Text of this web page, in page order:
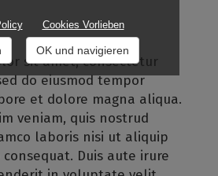
sit amet, consectetur
do eiusmod tempor
et dolore magna aliqua.
veniam, quis nostrud
laboris nisi ut aliquip
Duis aute irure
Cookies Vorlieben
OK und navigieren